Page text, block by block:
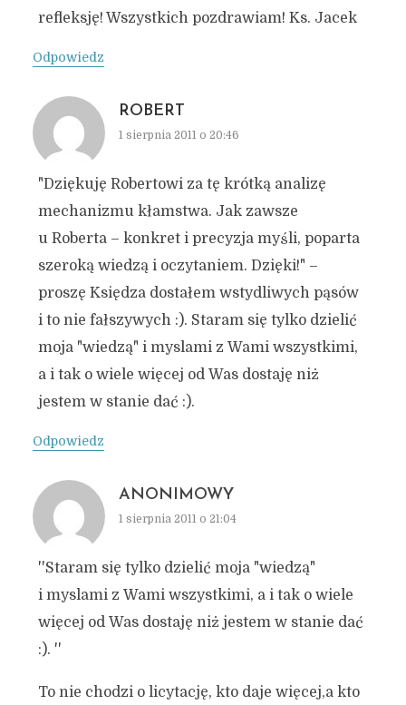
refleksję! Wszystkich pozdrawiam! Ks. Jacek
Odpowiedz
ROBERT
1 sierpnia 2011 o 20:46
"Dziękuję Robertowi za tę krótką analizę
mechanizmu kłamstwa. Jak zawsze
u Roberta – konkret i precyzja myśli, poparta
szeroką wiedzą i oczytaniem. Dzięki!" –
proszę Księdza dostałem wstydliwych pąsów
i to nie fałszywych :). Staram się tylko dzielić
moja "wiedzą" i myslami z Wami wszystkimi,
a i tak o wiele więcej od Was dostaję niż
jestem w stanie dać :).
Odpowiedz
ANONIMOWY
1 sierpnia 2011 o 21:04
''Staram się tylko dzielić moja "wiedzą"
i myslami z Wami wszystkimi, a i tak o wiele
więcej od Was dostaję niż jestem w stanie dać
:). ''
To nie chodzi o licytację, kto daje więcej,a kto